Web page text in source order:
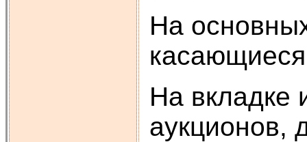
На
На вкладке
аукционов,